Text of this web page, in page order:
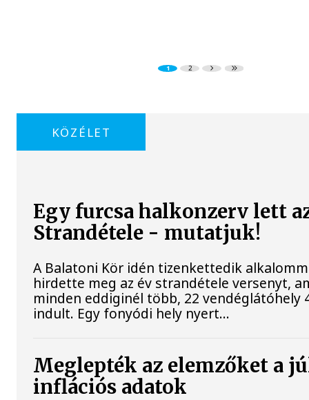
1 2
KÖZÉLET
Egy furcsa halkonzerv lett
Strandétele - mutatjuk!
A Balatoni Kör idén tizenkettedik
hirdette meg az év strandétele versenyt,
minden eddiginél több, 22 vendéglátóhely
indult. Egy fonyódi hely nyert...
Meglepték az elemzőket a
inflációs adatok